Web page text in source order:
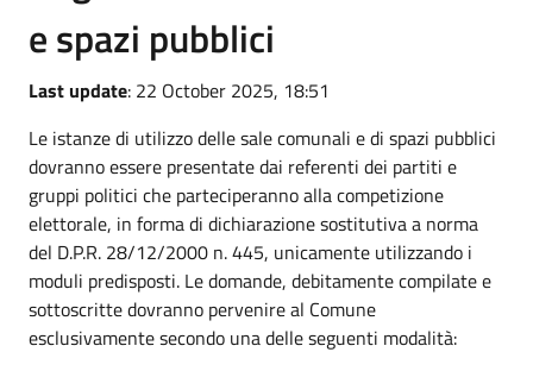
e spazi pubblici
Last update: 22 October 2025, 18:51
Le istanze di utilizzo delle sale comunali e di spazi pubblici
dovranno essere presentate dai referenti dei partiti e
gruppi politici che parteciperanno alla competizione
elettorale, in forma di dichiarazione sostitutiva a norma
del D.P.R. 28/12/2000 n. 445, unicamente utilizzando i
moduli predisposti. Le domande, debitamente compilate e
sottoscritte dovranno pervenire al Comune
esclusivamente secondo una delle seguenti modalità: